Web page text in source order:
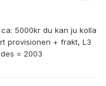
5000kr du kan ju kolla
provisionen + frakt, L3
= 2003